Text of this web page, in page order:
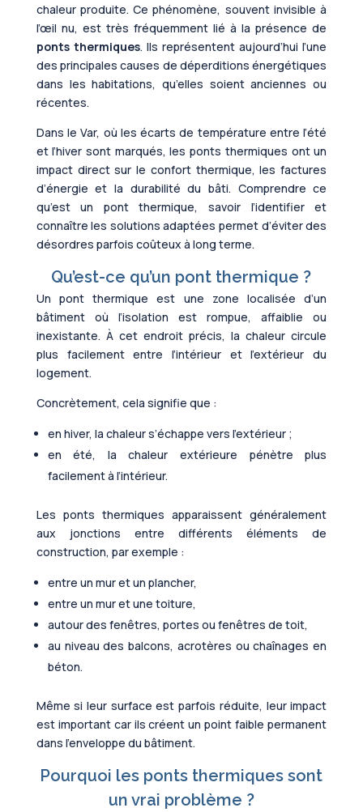
chaleur produite. Ce phénomène, souvent invisible à
l’œil nu, est très fréquemment lié à la présence de
ponts thermiques. Ils représentent aujourd’hui l’une
des principales causes de déperditions énergétiques
dans les habitations, qu’elles soient anciennes ou
récentes.
Dans le Var, où les écarts de température entre l’été
et l’hiver sont marqués, les ponts thermiques ont un
impact direct sur le confort thermique, les factures
d’énergie et la durabilité du bâti. Comprendre ce
qu’est un pont thermique, savoir l’identifier et
connaître les solutions adaptées permet d’éviter des
désordres parfois coûteux à long terme.
Qu’est-ce qu’un pont thermique ?
Un pont thermique est une zone localisée d’un
bâtiment où l’isolation est rompue, affaiblie ou
inexistante. À cet endroit précis, la chaleur circule
plus facilement entre l’intérieur et l’extérieur du
logement.
Concrètement, cela signifie que :
en hiver, la chaleur s’échappe vers l’extérieur ;
en été, la chaleur extérieure pénètre plus
facilement à l’intérieur.
Les ponts thermiques apparaissent généralement
aux jonctions entre différents éléments de
construction, par exemple :
entre un mur et un plancher,
entre un mur et une toiture,
autour des fenêtres, portes ou fenêtres de toit,
au niveau des balcons, acrotères ou chaînages en
béton.
Même si leur surface est parfois réduite, leur impact
est important car ils créent un point faible permanent
dans l’enveloppe du bâtiment.
Pourquoi les ponts thermiques sont
un vrai problème ?